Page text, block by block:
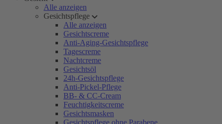
Alle anzeigen
Gesichtspflege
Alle anzeigen
Gesichtscreme
Anti-Aging-Gesichtspflege
Tagescreme
Nachtcreme
Gesichtsöl
24h-Gesichtspflege
Anti-Pickel-Pflege
BB- & CC-Cream
Feuchtigkeitscreme
Gesichtsmasken
Gesichtspflege ohne Parabene